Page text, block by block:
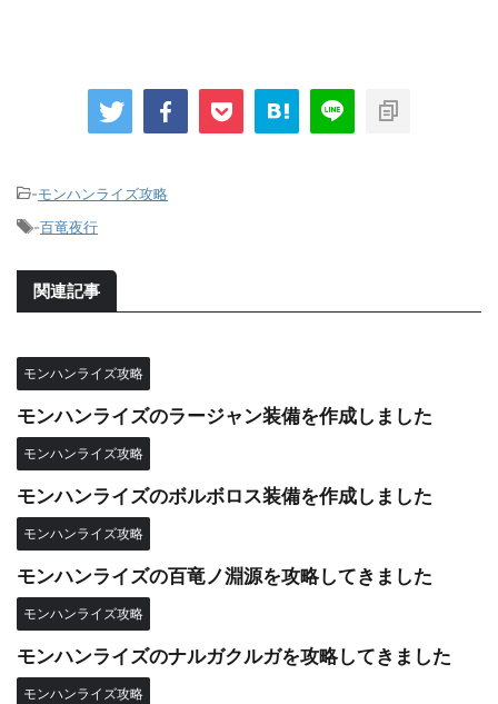
-モンハンライズ攻略
-百竜夜行
関連記事
モンハンライズ攻略
モンハンライズのラージャン装備を作成しました
モンハンライズ攻略
モンハンライズのボルボロス装備を作成しました
モンハンライズ攻略
モンハンライズの百竜ノ淵源を攻略してきました
モンハンライズ攻略
モンハンライズのナルガクルガを攻略してきました
モンハンライズ攻略